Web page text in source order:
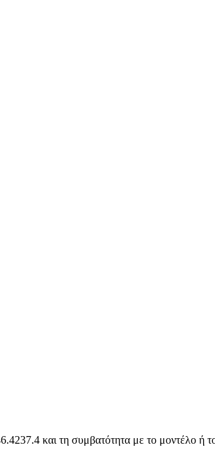
και τη συμβατότητα με το μοντέλο ή